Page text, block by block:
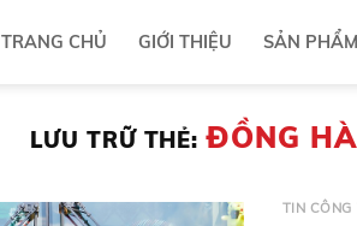
TRANG CHỦ GIỚI THIỆU SẢN PHẨM
LƯU TRỮ THẺ:ĐỒNG
TIN CÔNG